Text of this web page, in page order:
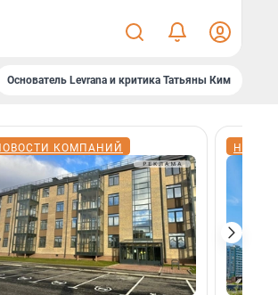
Основатель Levrana и критика Татьяны Ким
КОМПАНИЙ